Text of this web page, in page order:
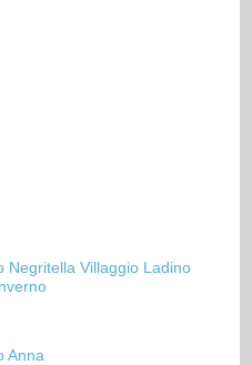
Negritella Villaggio Ladino
Anna